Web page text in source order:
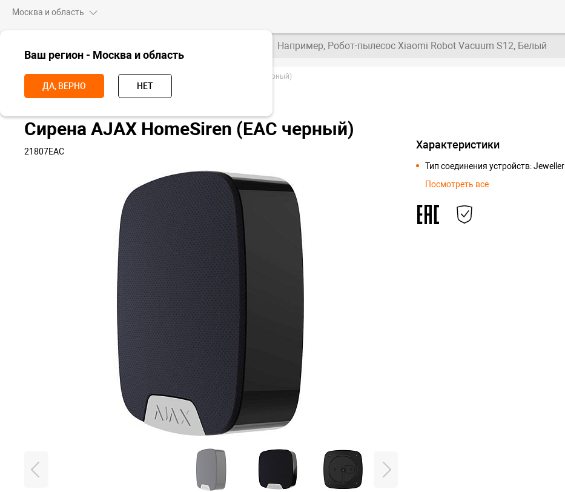
Москва и область
Ваш регион - Москва и область
ДА, ВЕРНО НЕТ
Например, Робот-пылесос Xiaomi Robot Vacuum S12, Белый
Главная Умный дом Датчики Сирена AJAX HomeSiren (EAC, черный)
Сирена AJAX HomeSiren (EAC черный)
21807EAC
Характеристики
Тип соединения устройств: Jeweller
Посмотреть все